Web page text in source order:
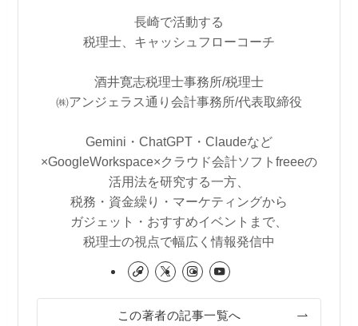
長崎で活動する
税理士、キャッシュフローコーチ
酒井寛志税理士事務所/税理士
㈱アンジェラス通り会計事務所/代表取締役
Gemini・ChatGPT・Claudeなど
×GoogleWorkspace×クラウド会計ソフトfreeeの
活用法を研究する一方、
税務・資金繰り・マーケティングから
ガジェット・おすすめイベントまで、
税理士の視点で幅広く情報発信中
この著者の記事一覧へ